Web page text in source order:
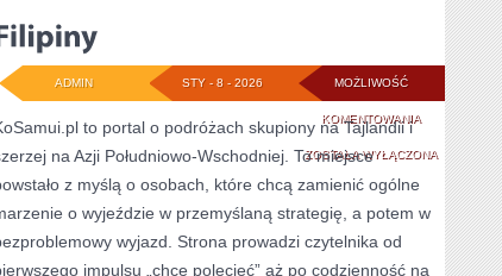
MOŻLIWOŚĆ
KOMENTOWANIAFILIPINY
ZOSTAŁA WYŁĄCZONA
STY - 8 - 2026
ADMIN
to portal o podróżach skupiony na Tajlandii i
na Azji Południowo-Wschodniej. To miejsce
z myślą o osobach, które chcą zamienić ogólne
o wyjeździe w przemyślaną strategię, a potem w
wyjazd. Strona prowadzi czytelnika od
impulsu „chcę polecieć” aż po codzienność na